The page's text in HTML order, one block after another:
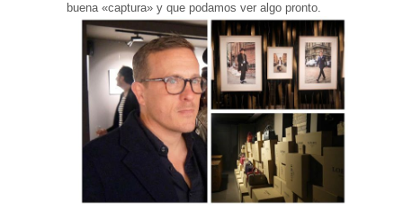
buena «captura» y que podamos ver algo pronto.
Experiencia
nuestra web
mejor posible
rechaza estas
desaparecerán